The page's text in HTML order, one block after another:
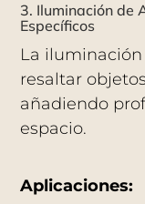
3. Iluminación de
Específicos
La
resaltar
añadiendo
espacio.
Aplicaciones: